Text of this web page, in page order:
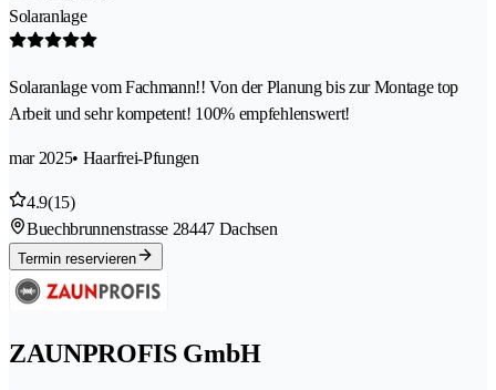
Solaranlage
Solaranlage vom Fachmann!! Von der Planung bis zur Montage top
Arbeit und sehr kompetent! 100% empfehlenswert!
mar 2025• Haarfrei-Pfungen
4.9(15)
Buechbrunnenstrasse 28447 Dachsen
Termin reservieren
ZAUNPROFIS GmbH